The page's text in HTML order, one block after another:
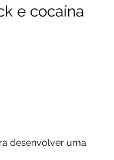
e cocaína
desenvolver uma